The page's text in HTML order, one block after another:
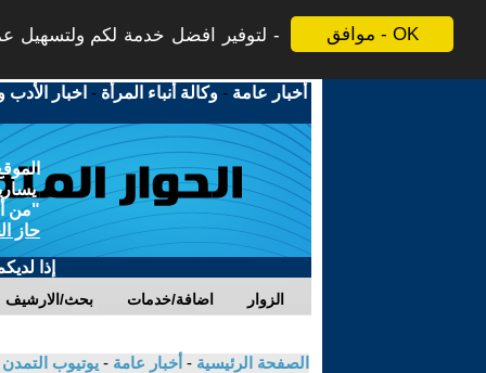
موافق - OK
لتوفير افضل خدمة لكم ولتسهيل
أخبار عامة -وكالة أنباء المرأة - اخبار الأدب
"من
حاز
إذا
بحث/الارشيف اضافة/خدمات الزوار
الصفحة الرئيسية - أخبار عامة - يوتيوب التمدن